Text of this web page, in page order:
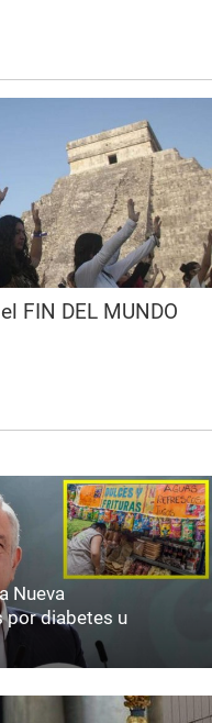
FIN DEL MUNDO
Nueva
por diabetes u